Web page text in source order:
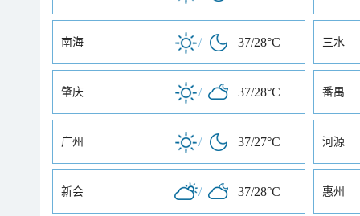
南海 / 37/28°C 三水
肇庆 / 37/28°C 番禺
广州 / 37/27°C 河源
新会 / 37/28°C 惠州